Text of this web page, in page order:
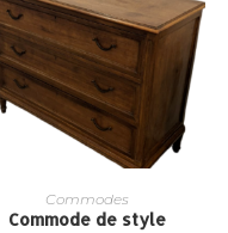
Commodes
Commode de style